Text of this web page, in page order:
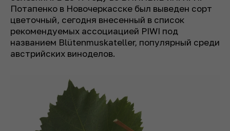
Потапенко в Новочеркасске был выведен сорт
цветочный, сегодня внесенный в список
рекомендуемых ассоциацией PIWI под
названием Blütenmuskateller, популярный среди
австрийских виноделов.